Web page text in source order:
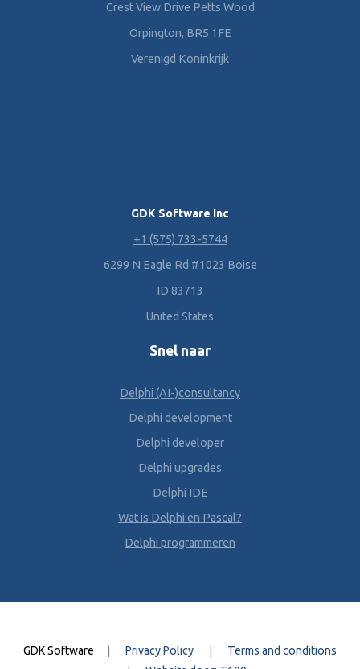
Crest View Drive Petts Wood
Orpington, BR5 1FE
Verenigd Koninkrijk
GDK Software Inc
+1 (575) 733-5744
6299 N Eagle Rd #1023 Boise
ID 83713
United States
Snel naar
Delphi (AI-)consultancy
Delphi development
Delphi developer
Delphi upgrades
Delphi IDE
Wat is Delphi en Pascal?
Delphi programmeren
GDK Software Privacy Policy
Terms and conditions